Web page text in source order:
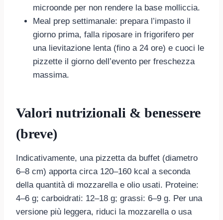
microonde per non rendere la base molliccia.
Meal prep settimanale: prepara l’impasto il
giorno prima, falla riposare in frigorifero per
una lievitazione lenta (fino a 24 ore) e cuoci le
pizzette il giorno dell’evento per freschezza
massima.
Valori nutrizionali & benessere
(breve)
Indicativamente, una pizzetta da buffet (diametro
6–8 cm) apporta circa 120–160 kcal a seconda
della quantità di mozzarella e olio usati. Proteine:
4–6 g; carboidrati: 12–18 g; grassi: 6–9 g. Per una
versione più leggera, riduci la mozzarella o usa